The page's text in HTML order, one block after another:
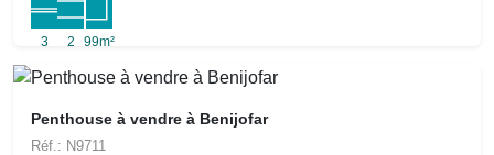
3 2 99m²
Penthouse à vendre à Benijofar
Réf.: N9711